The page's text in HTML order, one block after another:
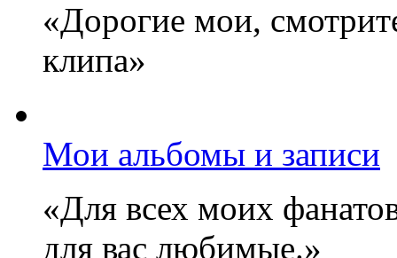
«Дорогие мои,
клипа»
Мои альбомы и записи
«Для всех моих
для вас любимые.»